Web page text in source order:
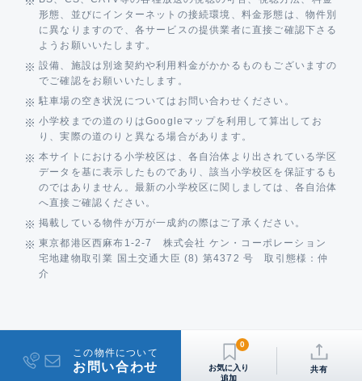
形態、並びにインターネットの接続環境、料金形態は、物件別
に異なりますので、各サービスの提供業者に直接ご確認下さる
ようお願いいたします。
設備、施設は別途契約や利用料金がかかるものもございますの
でご確認をお願いいたします。
駐車場の空き状況についてはお問い合わせください。
小学校までの道のりはGoogleマップを利用して算出してお
り、実際の道のりと異なる場合があります。
本サイトにおける小学校区は、各自治体より出されている学区
データを基に表示したものであり、該当小学校区を保証するも
のではありません。最新の小学校区に関しましては、各自治体
へ直接ご確認ください。
掲載している物件が万が一成約の際はご了承ください。
東京都港区西麻布1-2-7 株式会社 ケン・コーポレーション
宅地建物取引業 国土交通大臣 (8) 第4372 号 取引態様：仲
介
この物件について
お問い合わせ
0
共有